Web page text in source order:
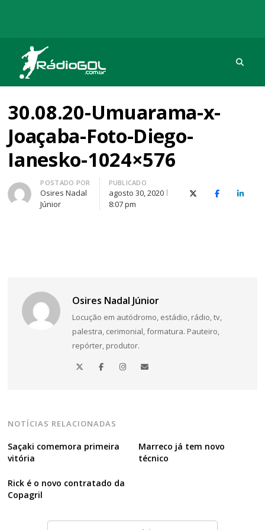
Rádio Gol
Há mais de 20 anos com as melhores coberturas
30.08.20-Umuarama-x-
Joaçaba-Foto-Diego-
Ianesko-1024×576
Autor
POSTADO POR
Osires Nadal
Júnior
PUBLICADO
agosto 30, 2020
8:07 pm
X (Twitter)Facebook
O
Osires Nadal Júnior
Locução em autódromo, estádio, rádio, tv,
palestra, cerimonial, formatura. Pauteiro,
repórter, produtor.
NOTÍCIAS RELACIONADAS
Saçaki comemora primeira
vitória
Marreco já tem novo
técnico
Rick é o novo contratado da
Copagril
Post